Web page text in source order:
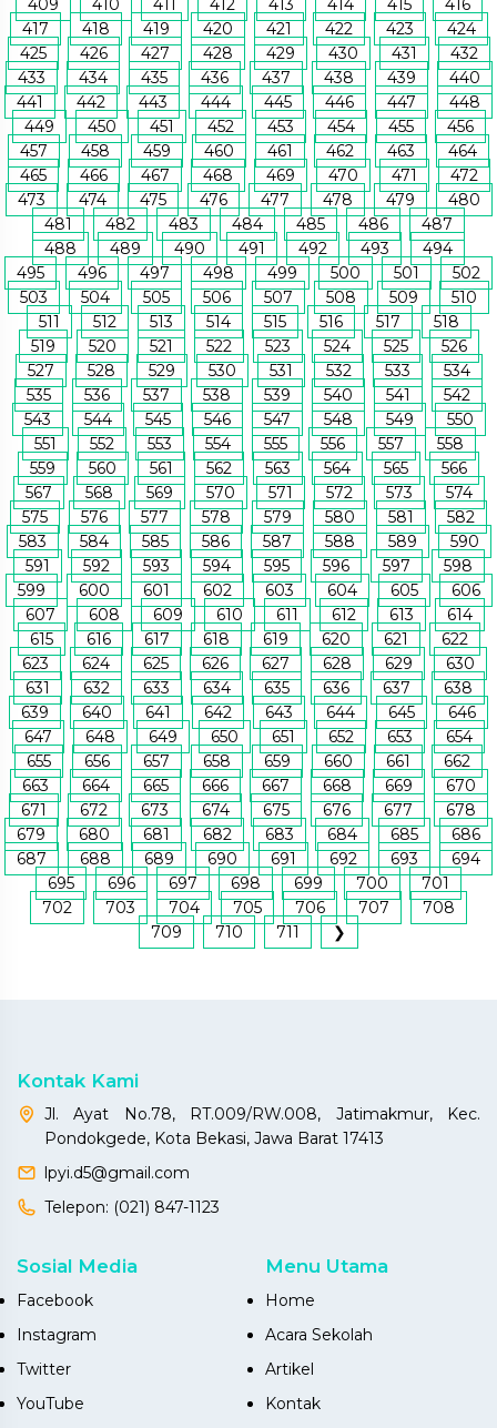
409 410 411 412 413 414 415
416
417
418 419 420 421 422 423
424
425
426 427 428 429 430 431
432
433
434 435 436 437 438 439
440
441
442 443 444 445 446 447
448
449
450 451 452 453 454 455
456
457
458 459 460 461 462 463
464
465
466 467 468 469 470 471
472
473
474 475 476 477 478 479
480
481
482 483 484 485 486
487
488
489 490 491 492 493
494
495
496 497 498 499 500 501
502
503
504 505 506 507 508 509
510
511
512 513 514 515 516 517
518
519
520 521 522 523 524 525
526
527
528 529 530 531 532 533
534
535
536 537 538 539 540 541
542
543
544 545 546 547 548 549
550
551
552 553 554 555 556 557
558
559
560 561 562 563 564 565
566
567
568 569 570 571 572 573
574
575
576 577 578 579 580 581
582
583
584 585 586 587 588 589
590
591
592 593 594 595 596 597
598
599
600 601 602 603 604 605
606
607
608 609 610 611 612 613
614
615
616 617 618 619 620 621
622
623
624 625 626 627 628 629
630
631
632 633 634 635 636 637
638
639
640 641 642 643 644 645
646
647
648 649 650 651 652 653
654
655
656 657 658 659 660 661
662
663
664 665 666 667 668 669
670
671
672 673 674 675 676 677
678
679
680 681 682 683 684 685
686
687
688 689 690 691 692 693
694
695
696 697 698 699 700
701
702
703 704 705 706 707
708
709
710 711 ❯
Kontak Kami
Jl. Ayat No.78, RT.009/RW.008, Jatimakmur, Kec.
Pondokgede, Kota Bekasi, Jawa Barat 17413
lpyi.d5@gmail.com
Telepon: (021) 847-1123
Sosial Media
Facebook
Instagram
Twitter
YouTube
Menu Utama
Home
Acara Sekolah
Artikel
Kontak